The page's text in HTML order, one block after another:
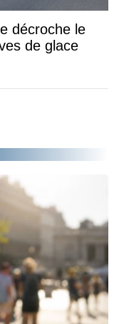
décroche le
de glace